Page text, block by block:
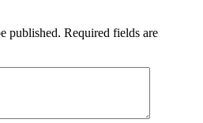
published. Required fields are